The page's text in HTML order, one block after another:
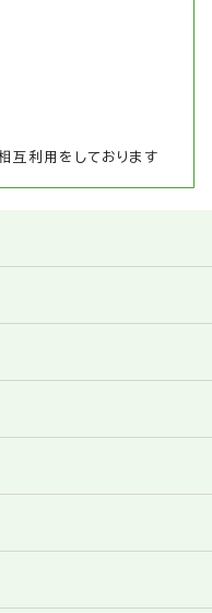
互利用をしております